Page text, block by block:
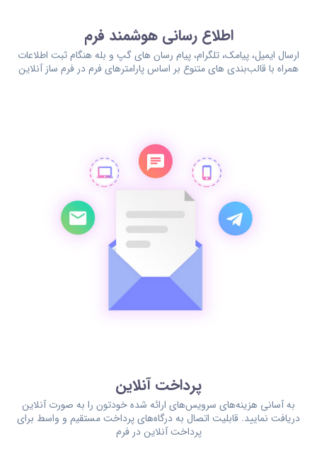
اطلاع رسانی هوشمند فرم
ارسال ایمیل، پیامک، تلگرام، پیام رسان های گپ و بله هنگام ثبت اطلاعات
همراه با قالب‌بندی های متنوع بر اساس پارامترهای فرم در فرم ساز آنلاین
پرداخت آنلاین
به آسانی هزینه‌های سرویس‌های ارائه شده خودتون را به صورت آنلاین
دریافت نمایید. قابلیت اتصال به درگاه‌های پرداخت مستقیم و واسط برای
پرداخت آنلاین در فرم